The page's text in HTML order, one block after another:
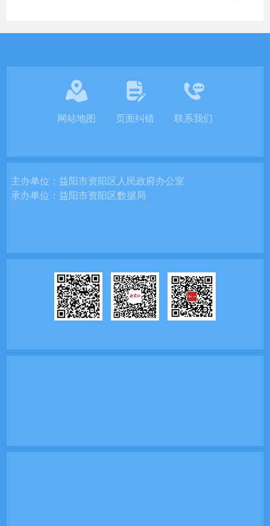
网站地图 页面纠错 联系我们
主办单位：益阳市资阳区人民政府办公室
承办单位：益阳市资阳区数据局